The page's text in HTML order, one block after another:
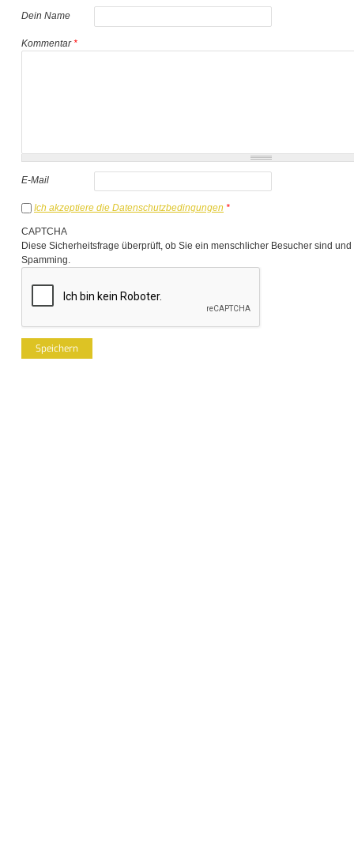
Dein Name
Kommentar*
E-Mail
Ich akzeptiere die Datenschutzbedingungen *
CAPTCHA
Diese Sicherheitsfrage überprüft, ob Sie ein menschlicher Besucher sind
Spamming.